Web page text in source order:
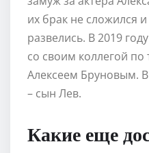
их брак не сложился
развелись. В 2019
со своим коллегой по
Алексеем Бруновым.
– сын Лев.
Какие еще